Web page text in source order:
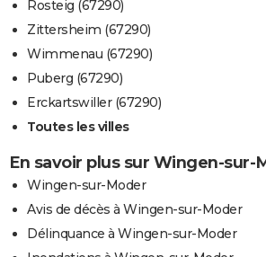
Rosteig (67290)
Zittersheim (67290)
Wimmenau (67290)
Puberg (67290)
Erckartswiller (67290)
Toutes les villes
En savoir plus sur Wingen-sur-
Wingen-sur-Moder
Avis de décès à Wingen-sur-Moder
Délinquance à Wingen-sur-Moder